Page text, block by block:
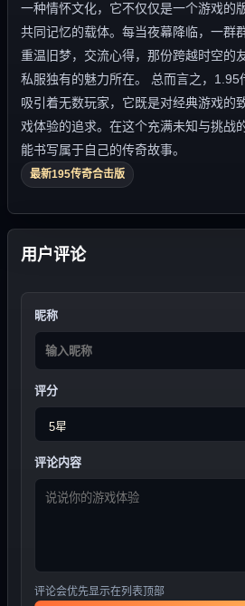
一种情怀文化，它不仅仅是一个游戏的
共同记忆的载体。每当夜幕降临，一群
重温旧梦，交流心得，那份跨越时空的
私服独有的魅力所在。 总而言之，1.95
吸引着无数玩家，它既是对经典游戏的
戏体验的追求。在这个充满未知与挑战
能书写属于自己的传奇故事。
最新195传奇合击版
用户评论
昵称
评分
评论内容
评论会优先显示在列表顶部